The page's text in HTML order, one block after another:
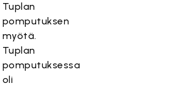
Tuplan
pomputuksen
myötä.
Tuplan
pomputuksessa
oli